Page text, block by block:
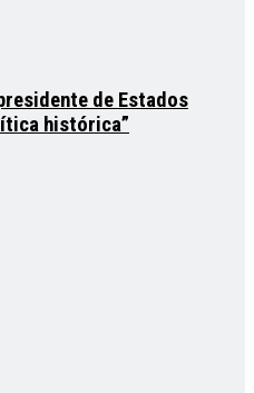
de Estados
histórica”